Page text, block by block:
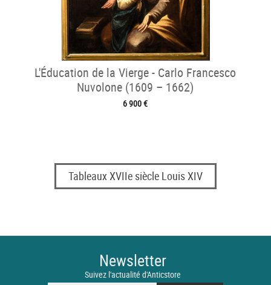
L'Éducation de la Vierge - Carlo Francesco
Nuvolone (1609 – 1662)
6 900 €
Tableaux XVIIe siècle Louis XIV
Newsletter
Suivez l'actualité d'Anticstore